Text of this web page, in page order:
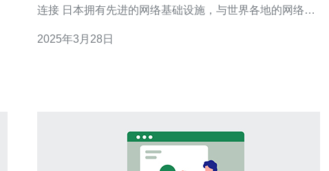
连接 日本拥有先进的网络基础设施，与世界各地的网络连
定的网络连接，确保用户访问网站时的良好体验。 2. 丰富
2025年3月28日